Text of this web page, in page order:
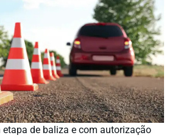
de baliza e com autorização